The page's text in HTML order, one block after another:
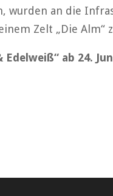
wurden an die
Zelt „Die Alm“
ab 24.